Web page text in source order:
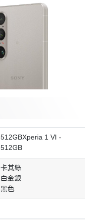
512GBXperia 1 VI -
512GB
卡其綠
白金銀
黑色